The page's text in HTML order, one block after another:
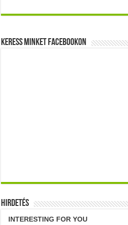
Keress minket Facebookon
Hirdetés